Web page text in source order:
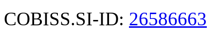
COBISS.SI-ID: 26586663